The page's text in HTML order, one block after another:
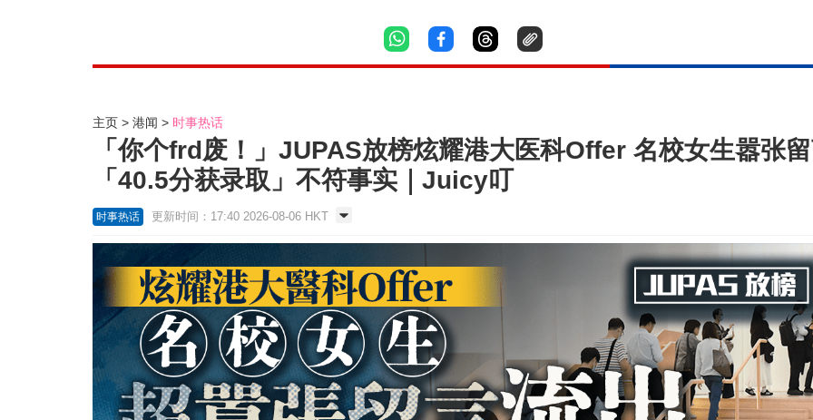
主页 港闻 时事热话
「你个frd废！」JUPAS放榜炫耀港大医科Offer 名校女生嚣张
「40.5分获录取」不符事实｜Juicy叮
时事热话 更新时间：17:40 2026-08-06 HKT